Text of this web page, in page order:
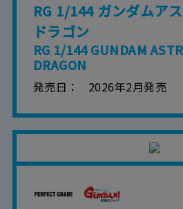
RG 1/144 ガンダムア
ドラゴン
RG 1/144 GUNDAM
DRAGON
発売日 2026年2月発売